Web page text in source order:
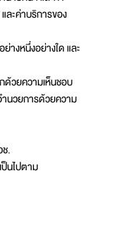
ละค่าบริการของ
างหนึ่งอย่างใด และ
วยความเห็นชอบ
นวยการด้วยความ
.
นไปตาม